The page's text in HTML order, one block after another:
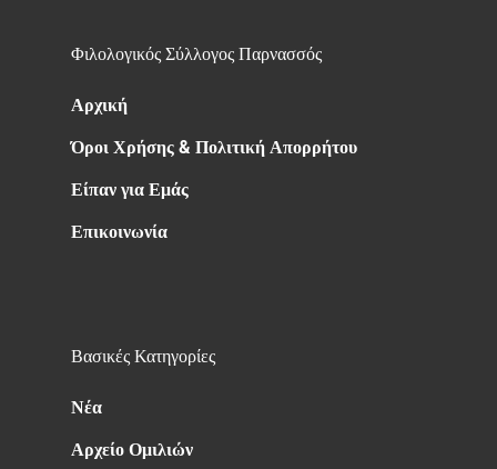
Φιλολογικός Σύλλογος Παρνασσός
Αρχική
Όροι Χρήσης & Πολιτική Απορρήτου
Είπαν για Εμάς
Επικοινωνία
Βασικές Κατηγορίες
Νέα
Αρχείο Ομιλιών